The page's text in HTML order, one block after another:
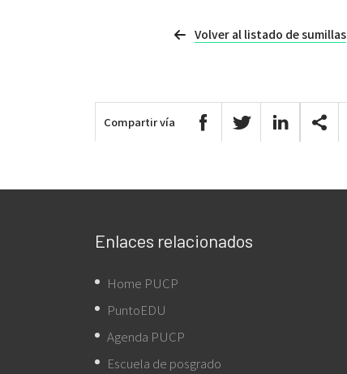
Volver al listado de sumillas
Compartir vía
Enlaces relacionados
Home PUCP
PuntoEDU
Agenda PUCP
Escuela de posgrado